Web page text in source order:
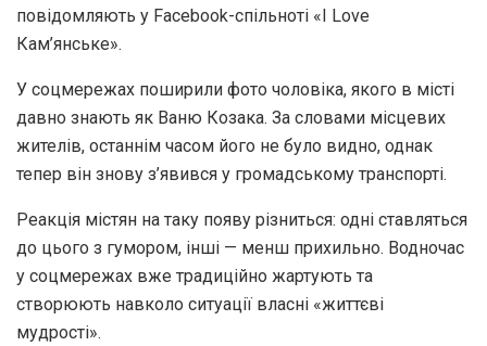
повідомляють у Facebook-спільноті «I Love
Кам’янське».
У соцмережах поширили фото чоловіка, якого в місті
давно знають як Ваню Козака. За словами місцевих
жителів, останнім часом його не було видно, однак
тепер він знову з’явився у громадському транспорті.
Реакція містян на таку появу різниться: одні ставляться
до цього з гумором, інші — менш прихильно. Водночас
у соцмережах вже традиційно жартують та
створюють навколо ситуації власні «життєві
мудрості».